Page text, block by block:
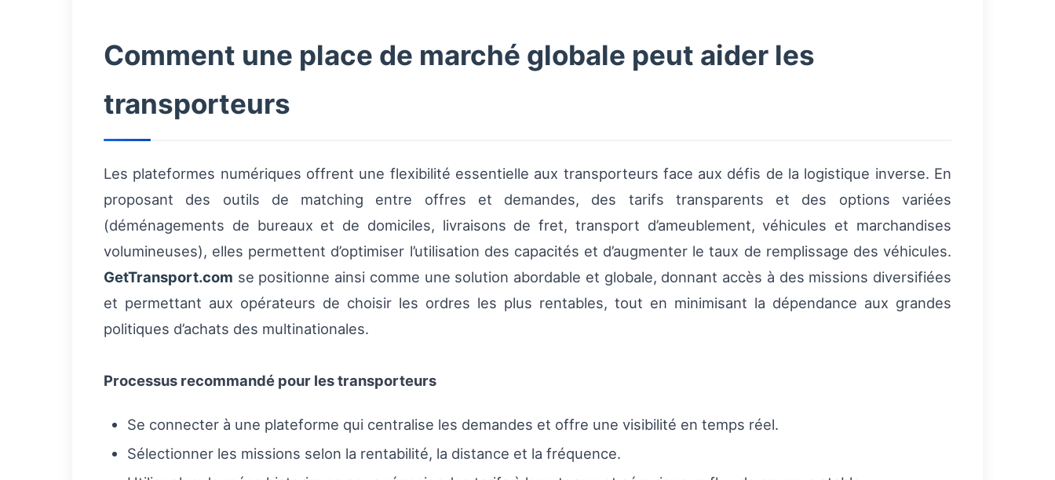
Comment une place de marché globale peut aider les
transporteurs
Les plateformes numériques offrent une flexibilité essentielle aux transporteurs face aux défis de la logistique inverse. En
proposant des outils de matching entre offres et demandes, des tarifs transparents et des options variées
(déménagements de bureaux et de domiciles, livraisons de fret, transport d’ameublement, véhicules et marchandises
volumineuses), elles permettent d’optimiser l’utilisation des capacités et d’augmenter le taux de remplissage des véhicules.
GetTransport.com se positionne ainsi comme une solution abordable et globale, donnant accès à des missions diversifiées
et permettant aux opérateurs de choisir les ordres les plus rentables, tout en minimisant la dépendance aux grandes
politiques d’achats des multinationales.
Processus recommandé pour les transporteurs
Se connecter à une plateforme qui centralise les demandes et offre une visibilité en temps réel.
Sélectionner les missions selon la rentabilité, la distance et la fréquence.